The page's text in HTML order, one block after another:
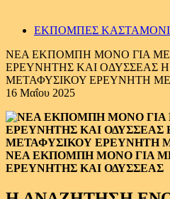
ΕΚΠΟΜΠΕΣ
ΝΕΑ ΕΚΠΟΜΠΗ ΜΟΝΟ ΓΙΑ
ΕΡΕΥΝΗΤΗΣ ΚΑΙ ΟΔΥΣΣΕΑΣ
ΜΕΤΑΦΥΣΙΚΟΥ ΕΡΕΥΝΗΤΗ
16 Μαΐου 2025
ΝΕΑ ΕΚΠΟΜΠΗ ΜΟΝΟ ΓΙΑ
ΕΡΕΥΝΗΤΗΣ ΚΑΙ ΟΔΥΣΣΕΑΣ